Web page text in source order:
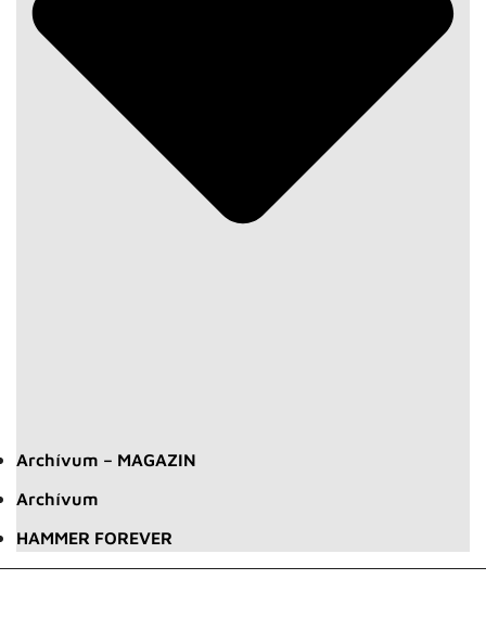
Archívum – MAGAZIN
Archívum
HAMMER FOREVER